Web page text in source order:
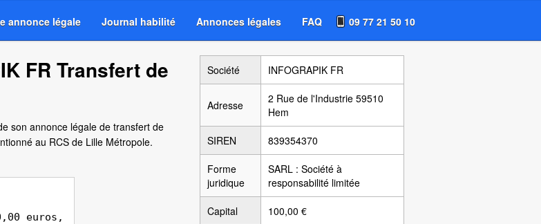
annonce légale Journal habilité Annonces légales FAQ 09 77 21 50 10
FR Transfert de
son annonce légale de transfert de
au RCS de Lille Métropole.
euros,
Société INFOGRAPIK FR
Adresse
2 Rue de l'Industrie 59510
Hem
SIREN 839354370
Forme
juridique
SARL : Société à
responsabilité limitée
Capital 100,00 €